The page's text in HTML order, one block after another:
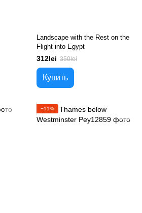
Landscape with the Rest on the
Flight into Egypt
312lei 350lei
Купить
−11%